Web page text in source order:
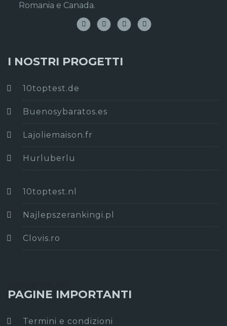
Romania e Canada.
I NOSTRI PROGETTI
10toptest.de
Buenosybaratos.es
Lajoliemaison.fr
Hurluberlu
10toptest.nl
Najlepszerankingi.pl
Clovis.ro
PAGINE IMPORTANTI
Termini e condizioni